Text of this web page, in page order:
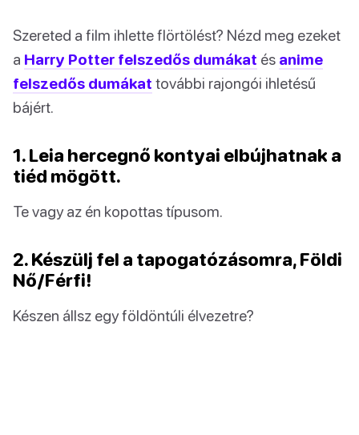
Szereted a film ihlette flörtölést? Nézd meg ezeket
a Harry Potter felszedős dumákat és anime
felszedős dumákat további rajongói ihletésű
bájért.
1. Leia hercegnő kontyai elbújhatnak a
tiéd mögött.
Te vagy az én kopottas típusom.
2. Készülj fel a tapogatózásomra, Földi
Nő/Férfi!
Készen állsz egy földöntúli élvezetre?